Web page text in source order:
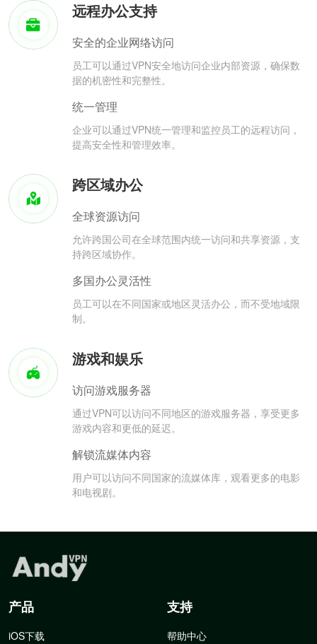
远程办公支持
安全的企业网络访问
员工可以通过VPN安全地访问企业内部资源，确保数
据的机密性和完整性。
统一管理
企业可以通过VPN统一管理和监控员工的远程访问，
提高安全性和管理效率。
跨区域办公
全球资源访问
允许跨国公司在全球范围内统一访问和共享资源，支
持跨区域协作。
多国办公灵活性
员工可以在不同国家或地区灵活办公，而不受地域限
制。
游戏和娱乐
访问游戏服务器
通过VPN可以访问不同地区的游戏服务器，享受更多
游戏内容和更低的延迟。
解锁流媒体内容
用户可以访问不同国家的流媒体库，观看更多的电影
和电视剧。
产品
iOS下载
支持
帮助中心